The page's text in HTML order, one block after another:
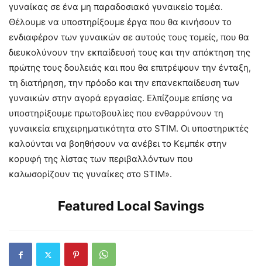
γυναίκας σε ένα μη παραδοσιακό γυναικείο τομέα.
Θέλουμε να υποστηρίξουμε έργα που θα κινήσουν το
ενδιαφέρον των γυναικών σε αυτούς τους τομείς, που θα
διευκολύνουν την εκπαίδευσή τους και την απόκτηση της
πρώτης τους δουλειάς και που θα επιτρέψουν την ένταξη,
τη διατήρηση, την πρόοδο και την επανεκπαίδευση των
γυναικών στην αγορά εργασίας. Ελπίζουμε επίσης να
υποστηρίξουμε πρωτοβουλίες που ενθαρρύνουν τη
γυναικεία επιχειρηματικότητα στο STΙM. Οι υποστηρικτές
καλούνται να βοηθήσουν να ανέβει το Κεμπέκ στην
κορυφή της λίστας των περιβαλλόντων που
καλωσορίζουν τις γυναίκες στο STΙM».
Featured Local Savings